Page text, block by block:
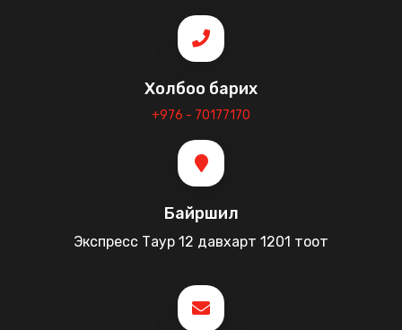
Холбоо барих
+976 - 70177170
Байршил
Экспресс Таур 12 давхарт 1201 тоот